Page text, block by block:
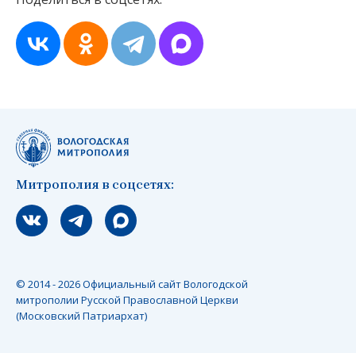
Митрополия в соцсетях:
Мы вконтакте
Мы в telegram
Мы в Макс
© 2014 - 2026 Официальный сайт Вологодской
митрополии Русской Православной Церкви
(Московский Патриархат)